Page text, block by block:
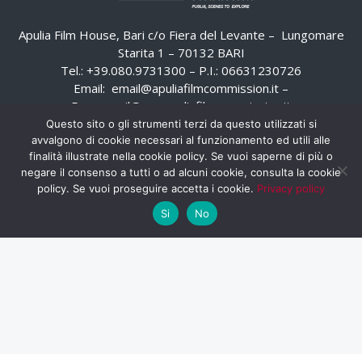
Apulia Film House, Bari c/o Fiera del Levante – Lungomare
Starita 1 – 70132 BARI
Tel.: +39.080.9731300 – P.I.: 06631230726
Email: email@apuliafilmcommission.it –
Pec:
email@pec.apuliafilmcommission.it
Questo sito o gli strumenti terzi da questo utilizzati si
avvalgono di cookie necessari al funzionamento ed utili alle
finalità illustrate nella cookie policy. Se vuoi saperne di più o
negare il consenso a tutti o ad alcuni cookie, consulta la cookie
policy. Se vuoi proseguire accetta i cookie. Privacy policy
Si
No